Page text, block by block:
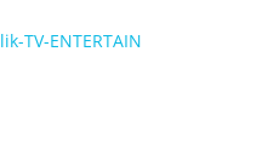
TV-ENTERTAIN